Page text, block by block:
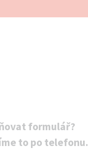
formulář?
to po telefonu.